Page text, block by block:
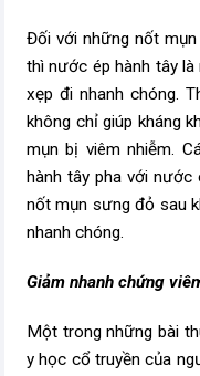
Đối với những nốt
thì nước ép hành tây
xẹp đi nhanh chóng.
không chỉ giúp kháng
mụn bị viêm nhiễm.
hành tây pha với nước
nốt mụn sưng đỏ sau
nhanh chóng.
Giảm nhanh chứng
Một trong những bài
y học cổ truyền của